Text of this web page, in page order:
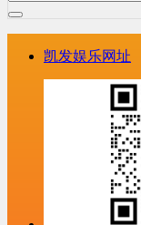
凯发娱乐网址